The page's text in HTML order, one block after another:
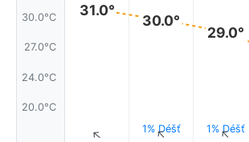
30.0°C
27.0°C
24.0°C
20.0°C
31.0°
↑
30.0°
1% Déšť
↑
29.0°
1% Déšť
↑